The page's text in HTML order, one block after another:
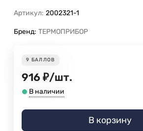
Артикул: 2002321-1
Бренд: ТЕРМОПРИБОР
9 БАЛЛОВ
916 ₽/шт.
В наличии
В корзину